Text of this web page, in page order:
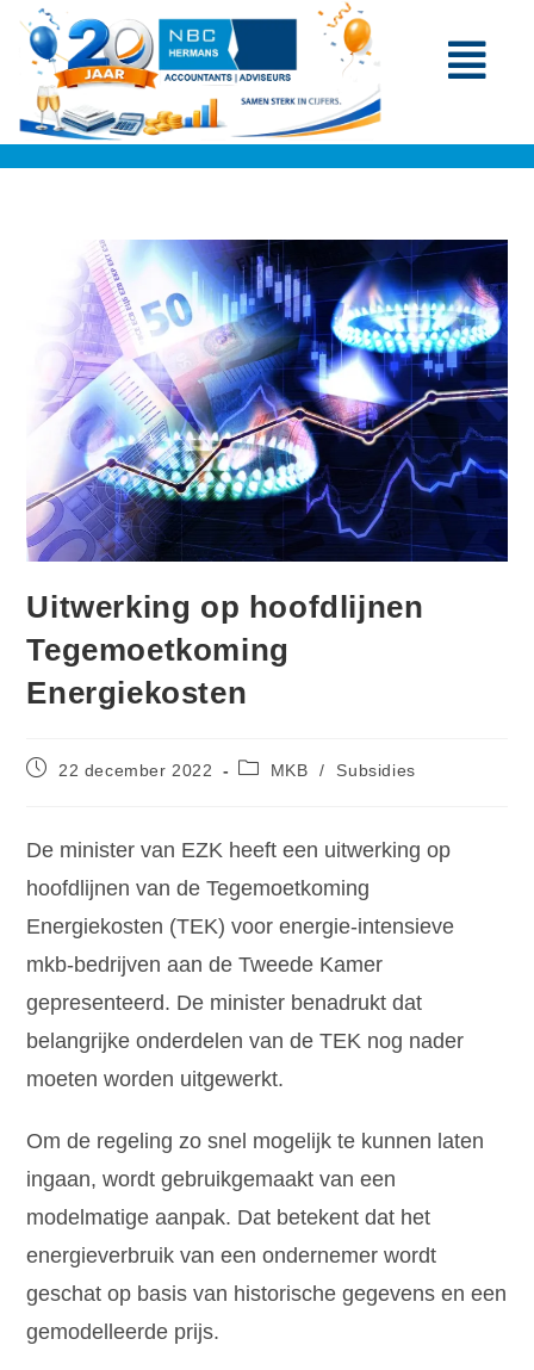
Uitwerking op hoofdlijnen
Tegemoetkoming
Energiekosten
22 december 2022 MKB / Subsidies
De minister van EZK heeft een uitwerking op
hoofdlijnen van de Tegemoetkoming
Energiekosten (TEK) voor energie-intensieve
mkb-bedrijven aan de Tweede Kamer
gepresenteerd. De minister benadrukt dat
belangrijke onderdelen van de TEK nog nader
moeten worden uitgewerkt.
Om de regeling zo snel mogelijk te kunnen laten
ingaan, wordt gebruikgemaakt van een
modelmatige aanpak. Dat betekent dat het
energieverbruik van een ondernemer wordt
geschat op basis van historische gegevens en een
gemodelleerde prijs.